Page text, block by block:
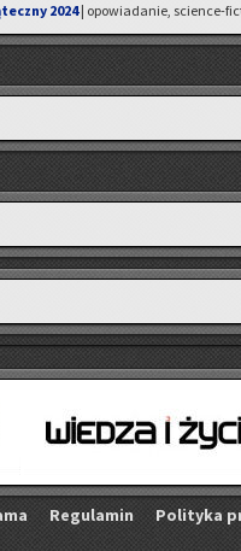
2024| opowiadanie, science-
Re­gu­la­min Po­li­ty­ka